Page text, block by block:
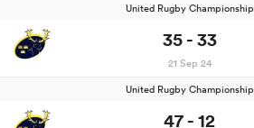
United Rugby Championship
35 - 33
21 Sep 24
United Rugby Championship
47 - 12